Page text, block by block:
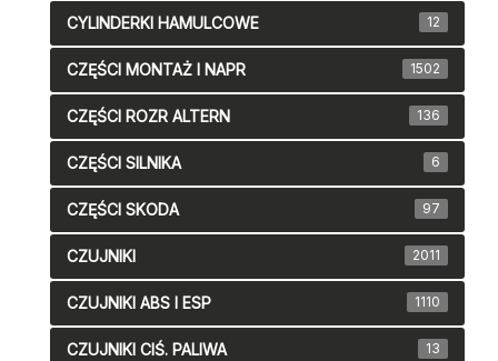
CYLINDERKI HAMULCOWE 12
CZĘŚCI MONTAŻ I NAPR 1502
CZĘŚCI ROZR ALTERN 136
CZĘŚCI SILNIKA 6
CZĘŚCI SKODA 97
CZUJNIKI 2011
CZUJNIKI ABS I ESP 1110
CZUJNIKI CIŚ. PALIWA 13